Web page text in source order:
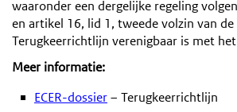
waaronder een dergelijke regeling
en artikel 16, lid 1, tweede volzin van de
Terugkeerrichtlijn verenigbaar is met
Meer informatie:
ECER-dossier– Terugkeerrichtlijn